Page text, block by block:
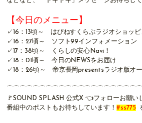
【今日のメニュー】
✓16：13頃～ はぴねすくらぶラジオショッピ
✓16：27頃～
ソフト99インフォメーション
✓17：38頃～
くらしの安心Navi！
✓18：01頃～ 今日のNEWSをお届け
✓18：26頃～ 帝京長岡presentsラジオ版オ
🚩SOUND SPLASH 公式X 👈フォローお願い
番組中のポストもお待ちしています！#ss775